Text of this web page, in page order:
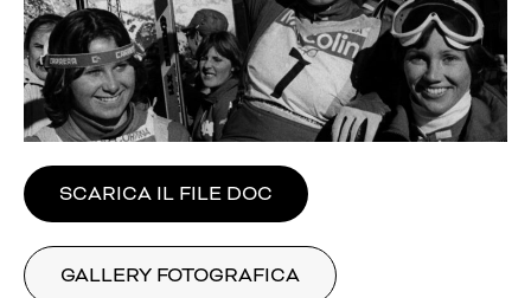
SCARICA IL FILE DOC
GALLERY FOTOGRAFICA